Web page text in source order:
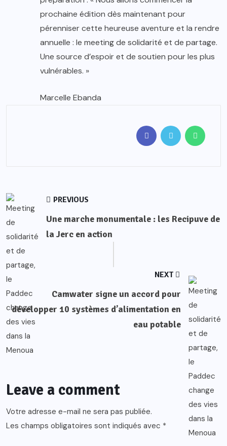
prochaine édition dès maintenant pour
pérenniser cette heureuse aventure et la rendre
annuelle : le meeting de solidarité et de partage.
Une source d’espoir et de soutien pour les plus
vulnérables. »
Marcelle Ebanda
PREVIOUS
Une marche monumentale : les Recipuve de
la Jerc en action
NEXT
Camwater signe un accord pour
développer 10 systèmes d’alimentation en
eau potable
Leave a comment
Votre adresse e-mail ne sera pas publiée.
Les champs obligatoires sont indiqués avec *